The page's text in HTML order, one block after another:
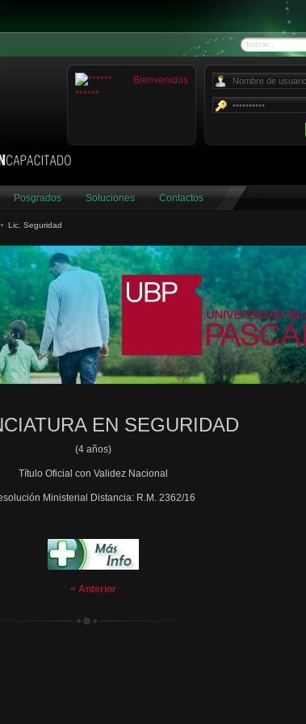
Posgrados Soluciones Contactos
Lic. Seguridad
EN SEGURIDAD
(4 años)
Título Oficial con Validez Nacional
Ministerial Distancia: R.M. 2362/16
< Anterior